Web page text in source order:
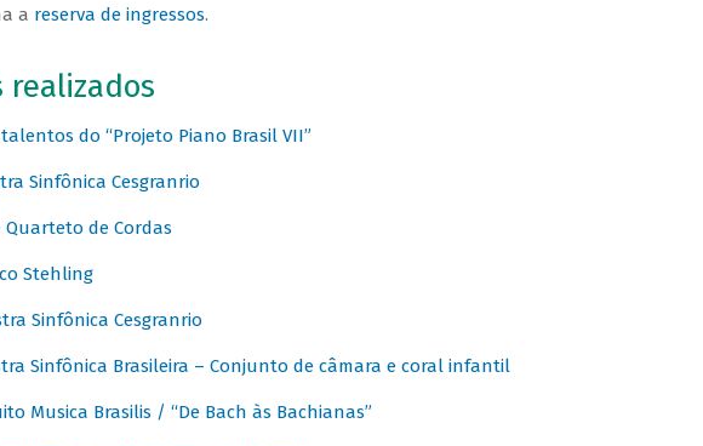
a reserva de ingressos.
realizados
talentos do “Projeto Piano Brasil VII”
Sinfônica Cesgranrio
Quarteto de Cordas
Stehling
Sinfônica Cesgranrio
Sinfônica Brasileira – Conjunto de câmara e coral infantil
Musica Brasilis / “De Bach às Bachianas”